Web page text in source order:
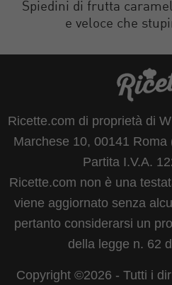
Spiedini di frutta
e veloce che
Ricette.com di proprietà di
Marchese 10, 00141
Partita I.V.A.
Ricette.com non è una
viene aggiornato senza
pertanto considerarsi un
della legge n. 62
Copyright ©2026 - Tutti i